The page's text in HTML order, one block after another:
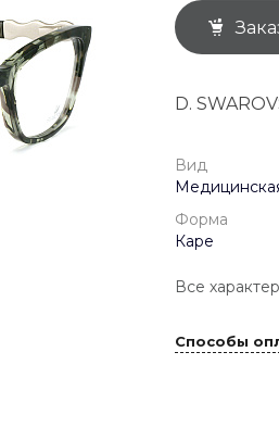
г.
(0-
1
9
D.
Вид
Форма
Каре
Все
Способы